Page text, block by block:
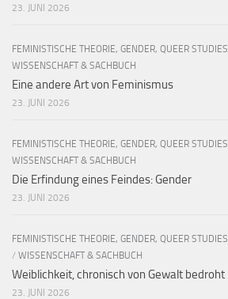
23. JUNI 2026
FEMINISTISCHE THEORIE, GENDER, QUEER STUDIES
WISSENSCHAFT & SACHBUCH
Eine andere Art von Feminismus
23. JUNI 2026
FEMINISTISCHE THEORIE, GENDER, QUEER STUDIES
WISSENSCHAFT & SACHBUCH
Die Erfindung eines Feindes: Gender
23. JUNI 2026
FEMINISTISCHE THEORIE, GENDER, QUEER STUDIES
/ WISSENSCHAFT & SACHBUCH
Weiblichkeit, chronisch von Gewalt bedroht
23. JUNI 2026